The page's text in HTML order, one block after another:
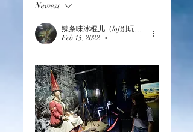
Newest
辣条味冰棍儿（lof别玩了要氪金的）
Feb 15, 2022
•